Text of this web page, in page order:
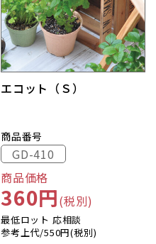
エコット（Ｓ）
商品番号
GD-410
商品価格
360円(税別)
最低ロット 応相談
参考上代/550円(税別)